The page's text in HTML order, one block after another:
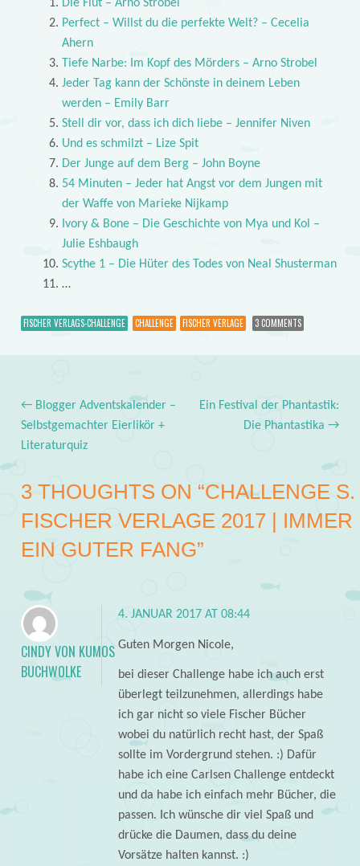
Die Flut – Arno Strobel
Perfect – Willst du die perfekte Welt? – Cecelia
Ahern
Tiefe Narbe: Im Kopf des Mörders – Arno Strobel
Jeder Tag kann der Schönste in deinem Leben
werden – Emily Barr
Stell dir vor, dass ich dich liebe – Jennifer Niven
Und es schmilzt – Lize Spit
Der Junge auf dem Berg – John Boyne
54 Minuten – Jeder hat Angst vor dem Jungen mit
der Waffe von Marieke Nijkamp
Ivory & Bone – Die Geschichte von Mya und Kol –
Julie Eshbaugh
Scythe 1 – Die Hüter des Todes von Neal Shusterman
…
FISCHER VERLAGS-CHALLENGE CHALLENGE FISCHER VERLAGE 3 COMMENTS
Post navigation
←Blogger Adventskalender –
Selbstgemachter Eierlikör +
Literaturquiz
Ein Festival der Phantastik:
Die Phantastika→
3 THOUGHTS ON “CHALLENGE S.
FISCHER VERLAGE 2017 | IMMER
EIN GUTER FANG”
CINDY VON KUMOS
BUCHWOLKE
4. JANUAR 2017 AT 08:44
Guten Morgen Nicole,
bei dieser Challenge habe ich auch erst
überlegt teilzunehmen, allerdings habe
ich gar nicht so viele Fischer Bücher
wobei du natürlich recht hast, der Spaß
sollte im Vordergrund stehen. :) Dafür
habe ich eine Carlsen Challenge entdeckt
und da habe ich einfach mehr Bücher, die
passen. Ich wünsche dir viel Spaß und
drücke die Daumen, dass du deine
Vorsätze halten kannst. :)